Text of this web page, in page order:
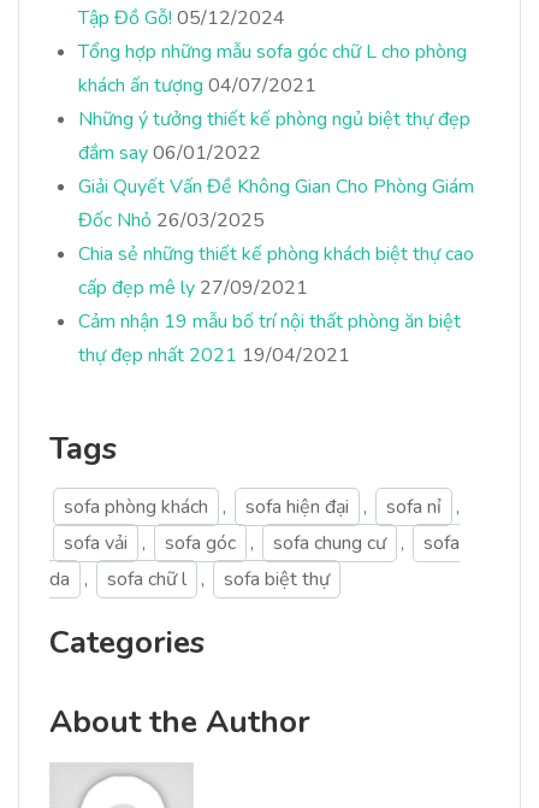
Tập Đồ Gỗ! 05/12/2024
Tổng hợp những mẫu sofa góc chữ L cho phòng
khách ấn tượng 04/07/2021
Những ý tưởng thiết kế phòng ngủ biệt thự đẹp
đắm say06/01/2022
Giải Quyết Vấn Đề Không Gian Cho Phòng Giám
Đốc Nhỏ 26/03/2025
Chia sẻ những thiết kế phòng khách biệt thự cao
cấp đẹp mê ly 27/09/2021
Cảm nhận 19 mẫu bố trí nội thất phòng ăn biệt
thự đẹp nhất 2021 19/04/2021
Tags
sofa phòng khách , sofa hiện đại , sofa nỉ ,
sofa vải
, sofa góc , sofa chung cư ,
sofa
da
, sofa chữ l , sofa biệt thự
Categories
About the Author